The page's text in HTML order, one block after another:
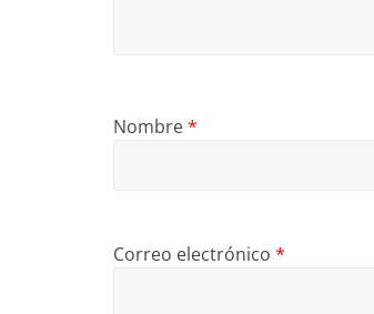
Nombre*
Correo electrónico *